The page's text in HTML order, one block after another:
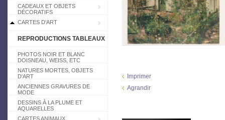
CADEAUX ET OBJETS
DÉCORATIFS
CARTES D'ART
REPRODUCTIONS TABLEAUX
PHOTOS NOIR ET BLANC
DOISNEAU, WEISS, ETC
NATURES MORTES, OBJETS
D'ART
ANCIENNES GRAVURES DE
MODE
DESSINS À LA PLUME ET
AQUARELLES
CARTES ANIMAUX
Imprimer
Agrandir